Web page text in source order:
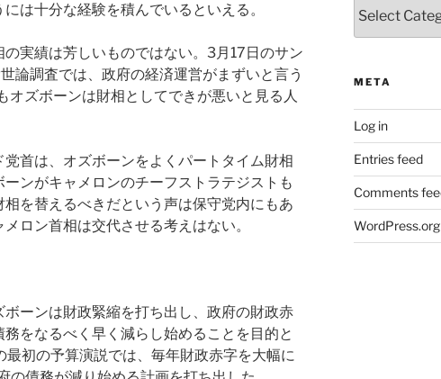
は十分な経験を積んでいるといえる。
実績は芳しいものではない。3月17日のサン
論調査では、政府の経済運営がまずいと言う
オズボーンは財相としてできが悪いと見る人
首は、オズボーンをよくパートタイム財相
ンがキャメロンのチーフストラテジストも
を替えるべきだという声は保守党内にもあ
ロン首相は交代させる考えはない。
ーンは財政緊縮を打ち出し、政府の財政赤
をなるべく早く減らし始めることを目的と
初の予算演説では、毎年財政赤字を大幅に
META
Log in
Entries feed
Comments
WordPress.org